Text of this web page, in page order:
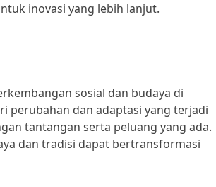
inovasi yang lebih lanjut.
sosial dan budaya di
perubahan dan adaptasi yang terjadi
tantangan serta peluang yang ada.
dan tradisi dapat bertransformasi